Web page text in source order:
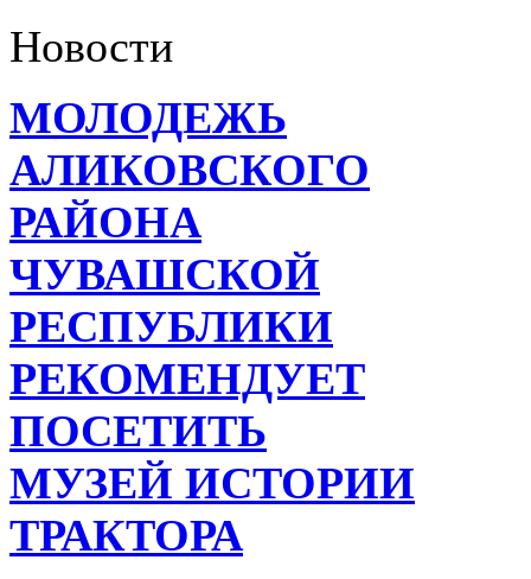
Новости
МОЛОДЕЖЬ
АЛИКОВСКОГО
РАЙОНА
ЧУВАШСКОЙ
РЕСПУБЛИКИ
РЕКОМЕНДУЕТ
ПОСЕТИТЬ
МУЗЕЙ ИСТОРИИ
ТРАКТОРА